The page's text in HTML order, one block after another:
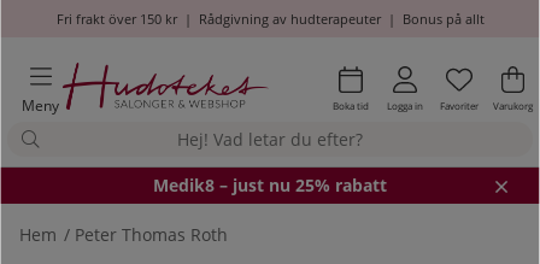
Fri frakt över 150 kr| Rådgivning av hudterapeuter| Bonus på allt
Meny Boka tid Logga in Antal i
.
Favoriter .
Varukorg
Medik8 – just nu 25% rabatt
Hem Peter Thomas Roth